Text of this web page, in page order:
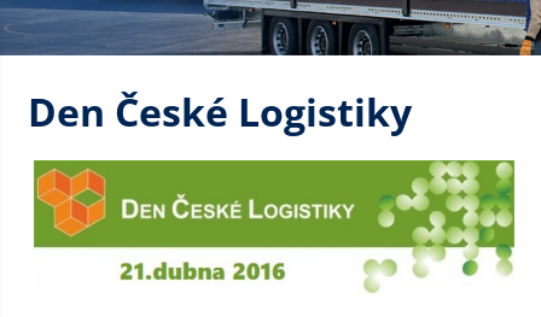
Den České Logistiky